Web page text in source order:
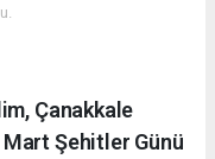
Çanakkale
Mart Şehitler Günü